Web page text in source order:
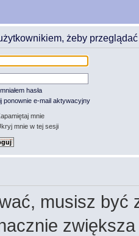
żeby przeglądać
hasła
ponownie e-mail aktywacyjny
mnie
mnie w tej sesji
musisz być